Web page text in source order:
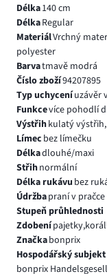
Délka140 cm
DélkaRegular
MateriálVrchný
polyester
Barvatmavě modrá
Číslo zboží94207895
Typ uchyceníuzávěr
Funkcevíce pohodlí
Výstřihkulatý
Límec bez límečku
Délkadlouhé/maxi
Střihnormální
Délka rukávu bez
Údržbapraní v pračce
Stupeň průhlednosti
Zdobení
Značkabonprix
Hospodářský
bonprix